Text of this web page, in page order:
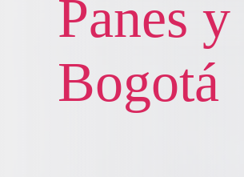
Panes
Bogotá